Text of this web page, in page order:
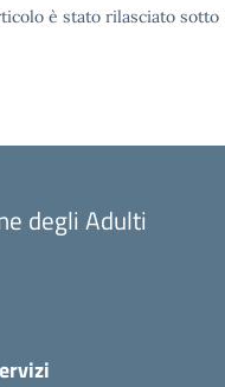
è stato rilasciato
degli Adulti